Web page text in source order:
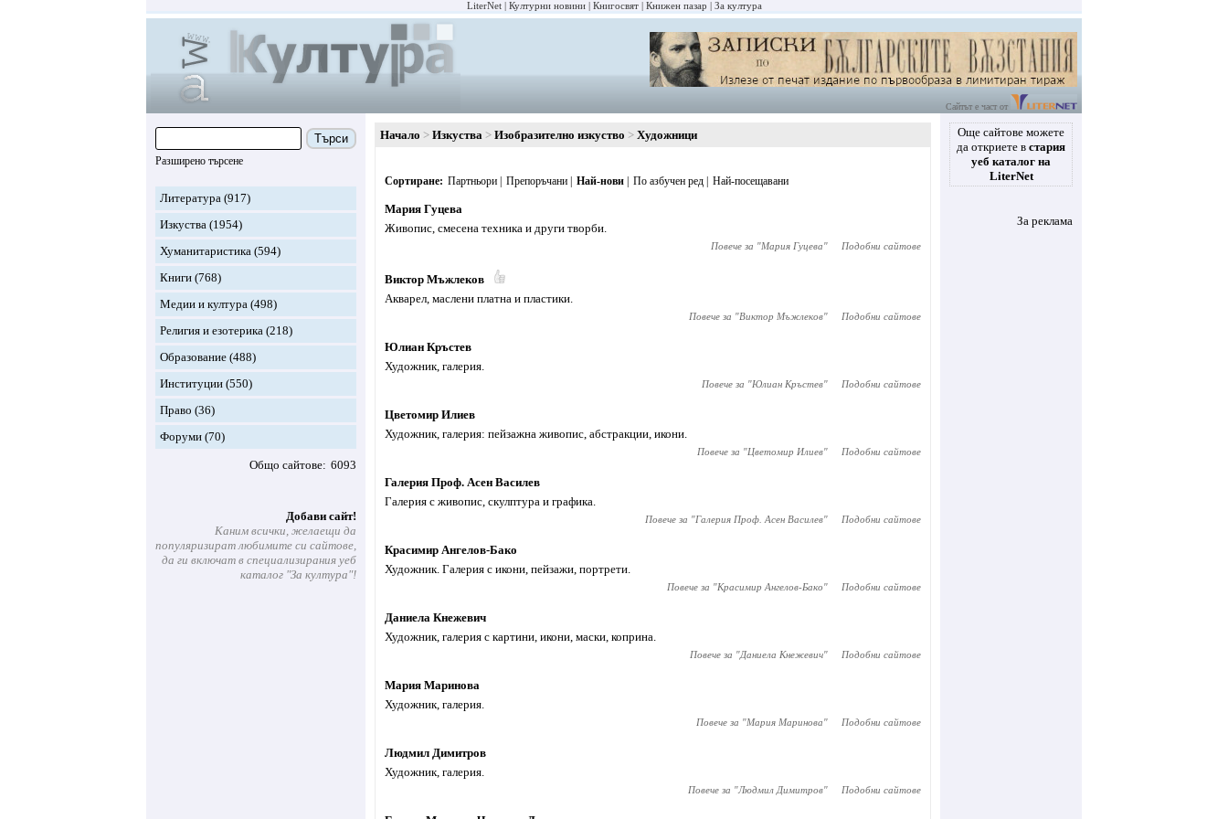
LiterNet Културни новини Книгосвят Книжен пазар За култура
Сайтът е част от
Търси
Разширено търсене
Литература (917)
Изкуства (1954)
Хуманитаристика (594)
Книги (768)
Медии и култура (498)
Религия и езотерика (218)
Образование (488)
Институции (550)
Право (36)
Форуми (70)
Общо сайтове 6093
Добави сайт!
Каним всички, желаещи да
популяризират любимите си сайтове,
да ги включат в специализирания уеб
каталог "За култура"!
Начало Изкуства Изобразително изкуство Художници
Сортиране Партньори Препоръчани Най-нови По азбучен ред Най-посещавани
Мария Гуцева
Живопис, смесена техника и други творби.
Повече за "Мария Гуцева" Подобни сайтове
Виктор Мъжлеков
Акварел, маслени платна и пластики.
Повече за "Виктор Мъжлеков" Подобни сайтове
Юлиан Кръстев
Художник, галерия.
Повече за "Юлиан Кръстев" Подобни сайтове
Цветомир Илиев
Художник, галерия: пейзажна живопис, абстракции, икони.
Повече за "Цветомир Илиев" Подобни сайтове
Галерия Проф. Асен Василев
Галерия с живопис, скулптура и графика.
Повече за "Галерия Проф. Асен Василев" Подобни сайтове
Красимир Ангелов-Бако
Художник. Галерия с икони, пейзажи, портрети.
Повече за "Красимир Ангелов-Бако" Подобни сайтове
Даниела Кнежевич
Художник, галерия с картини, икони, маски, коприна.
Повече за "Даниела Кнежевич" Подобни сайтове
Мария Маринова
Художник, галерия.
Повече за "Мария Маринова" Подобни сайтове
Людмил Димитров
Художник, галерия.
Повече за "Людмил Димитров" Подобни сайтове
Още сайтове можете
да откриете в стария
уеб каталог на
LiterNet
За реклама